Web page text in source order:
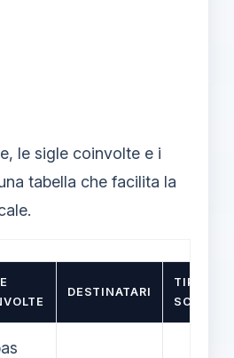
le sigle coinvolte e i
tabella che facilita la
DESTINATARI
TIPO DI